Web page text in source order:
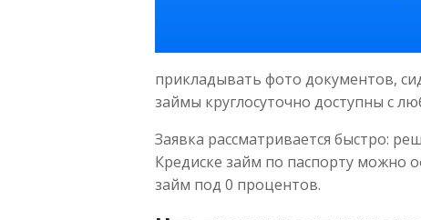
прикладывать фото документов,
займы круглосуточно доступны с
Заявка рассматривается быстро:
Кредиске займ по паспорту можно
займ под 0 процентов.